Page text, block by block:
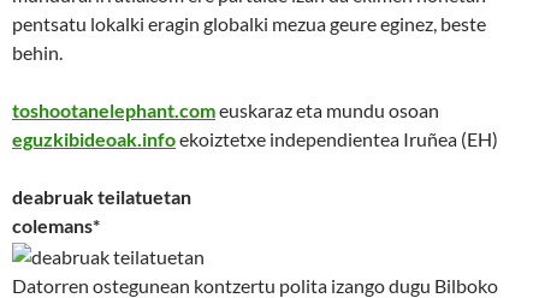
pentsatu lokalki eragin globalki mezua geure eginez, beste
behin.
toshootanelephant.comeuskaraz eta mundu osoan
eguzkibideoak.infoekoiztetxe independientea Iruñea (EH)
deabruak teilatuetan
colemans*
Datorren ostegunean kontzertu polita izango dugu Bilboko